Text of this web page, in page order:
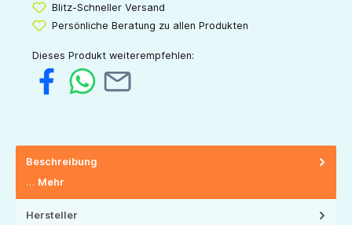
Blitz-Schneller Versand
Persönliche Beratung zu allen Produkten
Dieses Produkt weiterempfehlen:
Beschreibung
… Mehr
Hersteller